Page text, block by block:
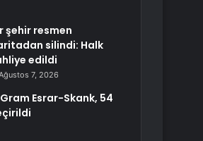
şehir resmen
silindi: Halk
edildi
7, 2026
Gram Esrar-Skank, 54